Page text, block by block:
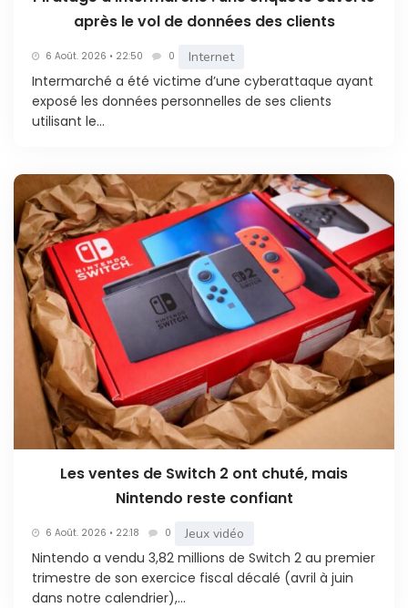
après le vol de données des clients
6 Août. 2026 • 22:50 0 Internet
Intermarché a été victime d’une cyberattaque ayant
exposé les données personnelles de ses clients
utilisant le...
Les ventes de Switch 2 ont chuté, mais
Nintendo reste confiant
6 Août. 2026 • 22:18 0 Jeux vidéo
Nintendo a vendu 3,82 millions de Switch 2 au premier
trimestre de son exercice fiscal décalé (avril à juin
dans notre calendrier),...